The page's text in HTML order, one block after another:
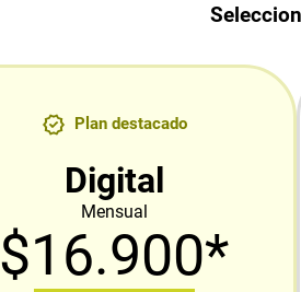
Plan destacado
Digital
Mensual
$16.900*